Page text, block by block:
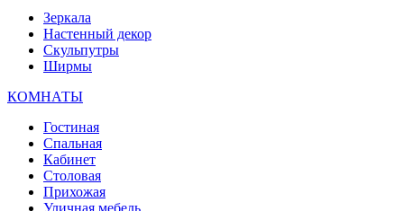
Зеркала
Настенный декор
Скульпутры
Ширмы
КОМНАТЫ
Гостиная
Спальная
Кабинет
Столовая
Прихожая
Уличная мебель